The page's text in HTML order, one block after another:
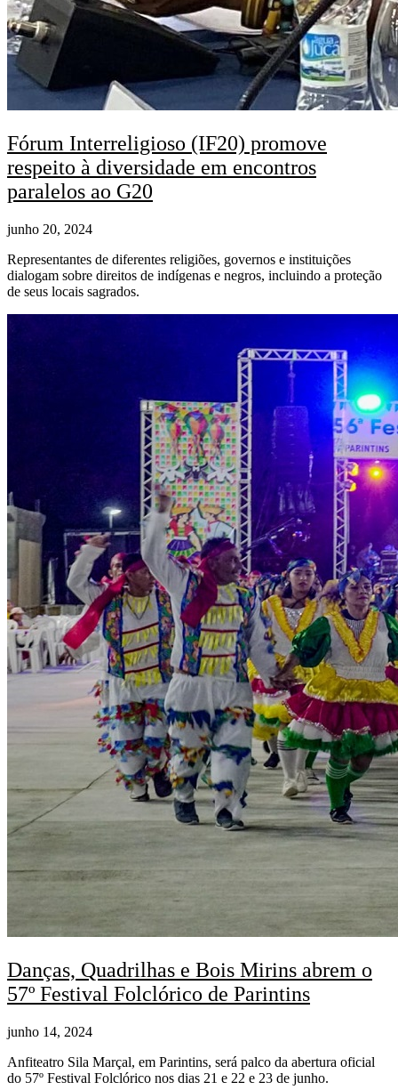
Fórum Interreligioso (IF20) promove
respeito à diversidade em encontros
paralelos ao G20
junho 20, 2024
Representantes de diferentes religiões, governos e instituições
dialogam sobre direitos de indígenas e negros, incluindo a proteção
de seus locais sagrados.
Danças, Quadrilhas e Bois Mirins abrem o
57º Festival Folclórico de Parintins
junho 14, 2024
Anfiteatro Sila Marçal, em Parintins, será palco da abertura oficial
do 57º Festival Folclórico nos dias 21 e 22 e 23 de junho.